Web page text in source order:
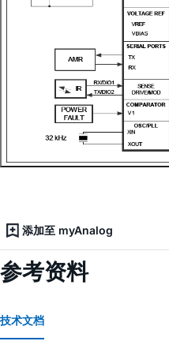
添加至 myAnalog
参考资料
技术文档